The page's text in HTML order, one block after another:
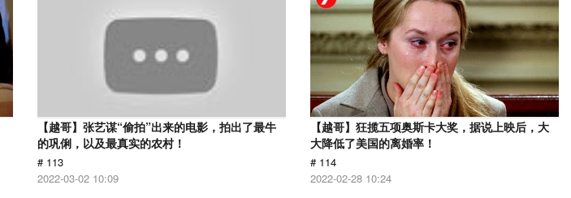
【越哥】张艺谋“偷拍”出来的电影，拍出了最牛
的巩俐，以及最真实的农村！
# 113
2022-03-02 10:09
【越哥】狂揽五项奥斯卡大奖，据说上映后，大
大降低了美国的离婚率！
# 114
2022-02-28 10:24